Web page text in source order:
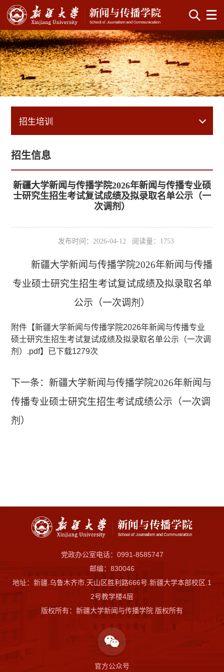
招生培训
招生信息
新疆大学新闻与传播学院2026年新闻与传播专业硕
士研究生招生考试复试成绩及拟录取名单公示（一
次调剂）
发布时间：2026-04-12 阅读量： 1753
新疆大学新闻与传播学院2026年新闻与传播
专业硕士研究生招生考试复试成绩及拟录取名单
公示（一次调剂）
附件【新疆大学新闻与传播学院2026年新闻与传播专业
硕士研究生招生考试复试成绩及拟录取名单公示（一次调
剂）.pdf】已下载1279次
下一条：新疆大学新闻与传播学院2026年新闻与
传播专业硕士研究生招生考试成绩公示（一次调
剂）
党政办公室电话：0991-8585747
邮编：830046
地址：新疆.乌鲁木齐市.天山区胜利路666号.新疆大学本部校区.1
2号教学楼4层
版权所有：新疆大学新闻与传播学院 版权所有
官方公众号